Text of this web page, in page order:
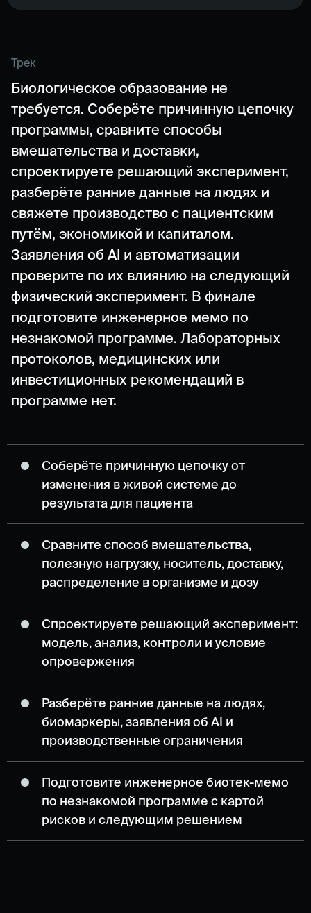
Трек
Биологическое образование не
требуется. Соберёте причинную цепочку
программы, сравните способы
вмешательства и доставки,
спроектируете решающий эксперимент,
разберёте ранние данные на людях и
свяжете производство с пациентским
путём, экономикой и капиталом.
Заявления об AI и автоматизации
проверите по их влиянию на следующий
физический эксперимент. В финале
подготовите инженерное мемо по
незнакомой программе. Лабораторных
протоколов, медицинских или
инвестиционных рекомендаций в
программе нет.
Соберёте причинную цепочку от
изменения в живой системе до
результата для пациента
Сравните способ вмешательства,
полезную нагрузку, носитель, доставку,
распределение в организме и дозу
Спроектируете решающий эксперимент:
модель, анализ, контроли и условие
опровержения
Разберёте ранние данные на людях,
биомаркеры, заявления об AI и
производственные ограничения
Подготовите инженерное биотек-мемо
по незнакомой программе с картой
рисков и следующим решением